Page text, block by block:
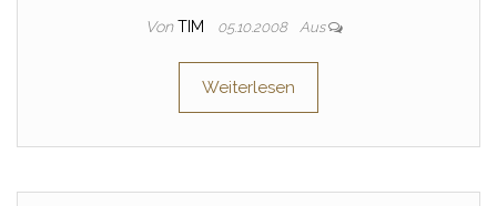
Von TIM 05.10.2008 Aus
Weiterlesen